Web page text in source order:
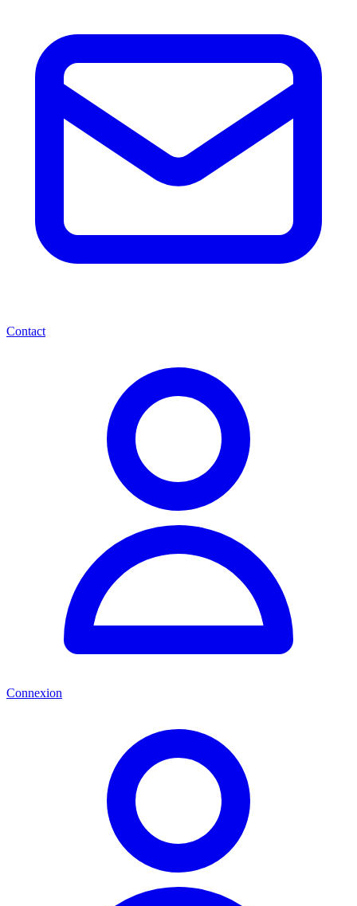
Contact
Connexion